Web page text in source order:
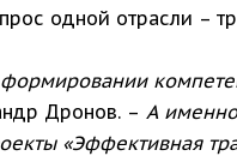
одной отрасли –
Дронов. – А
«Эффективная